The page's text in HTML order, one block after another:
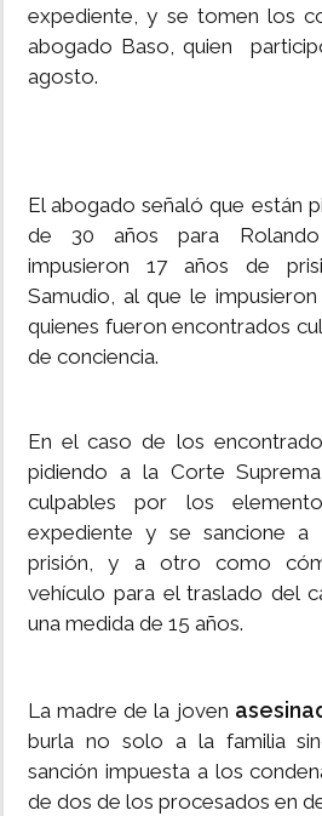
expediente, y se tomen los
abogado Baso, quien
agosto.
El abogado señaló que están
de 30 años para
impusieron 17 años de
Samudio, al que le
quienes fueron encontrados
de conciencia.
En el caso de los
pidiendo a la Corte
culpables por los
expediente y se sancione
prisión, y a otro como
vehículo para el traslado del
una medida de 15 años.
La madre de la joven
burla no solo a la familia
sanción impuesta a los
de dos de los procesados en